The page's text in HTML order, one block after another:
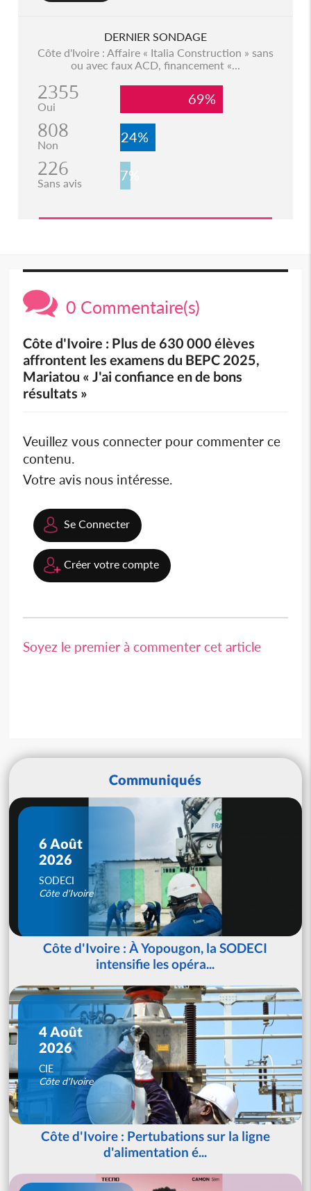
DERNIER SONDAGE
Côte d'Ivoire : Affaire « Italia Construction » sans
ou avec faux ACD, financement «...
2355
Oui 69%
808
Non 24%
226
Sans avis 7%
0 Commentaire(s)
Côte d'Ivoire : Plus de 630 000 élèves
affrontent les examens du BEPC 2025,
Mariatou « J'ai confiance en de bons
résultats »
Veuillez vous connecter pour commenter ce
contenu.
Votre avis nous intéresse.
Se Connecter
Créer votre compte
Soyez le premier à commenter cet article
Communiqués
6 Août
2026
SODECI
Côte d'Ivoire
Côte d'Ivoire : À Yopougon, la SODECI
intensifie les opéra...
4 Août
2026
CIE
Côte d'Ivoire
Côte d'Ivoire : Pertubations sur la ligne
d'alimentation é...